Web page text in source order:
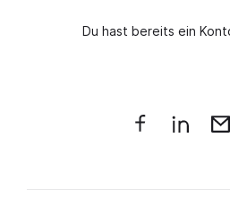
Du hast bereits ein